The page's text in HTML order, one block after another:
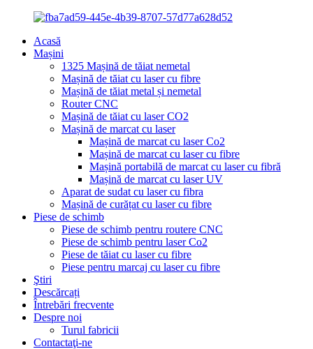
Acasă
Mașini
1325 Mașină de tăiat nemetal
Mașină de tăiat cu laser cu fibre
Mașină de tăiat metal și nemetal
Router CNC
Mașină de tăiat cu laser CO2
Mașină de marcat cu laser
Mașină de marcat cu laser Co2
Mașină de marcat cu laser cu fibre
Mașină portabilă de marcat cu laser cu fibră
Mașină de marcat cu laser UV
Aparat de sudat cu laser cu fibra
Mașină de curățat cu laser cu fibre
Piese de schimb
Piese de schimb pentru routere CNC
Piese de schimb pentru laser Co2
Piese de tăiat cu laser cu fibre
Piese pentru marcaj cu laser cu fibre
Ştiri
Descărcați
Întrebări frecvente
Despre noi
Turul fabricii
Contactaţi-ne